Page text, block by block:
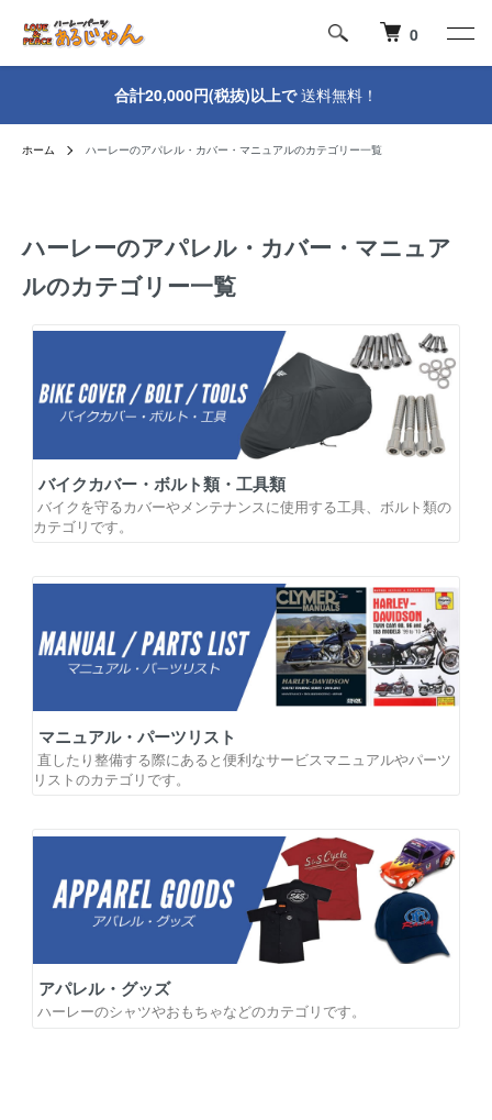
0
合計20,000円(税抜)以上で送料無料！
ホーム ハーレーのアパレル・カバー・マニュアルのカテゴリー一覧
ハーレーのアパレル・カバー・マニュア
ルのカテゴリー一覧
バイクカバー・ボルト類・工具類
バイクを守るカバーやメンテナンスに使用する工具、ボルト類の
カテゴリです。
マニュアル・パーツリスト
直したり整備する際にあると便利なサービスマニュアルやパーツ
リストのカテゴリです。
アパレル・グッズ
ハーレーのシャツやおもちゃなどのカテゴリです。